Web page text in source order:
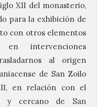
XII del monasterio,
para la exhibición de
con otros elementos
en intervenciones
al origen
de San Zoilo
en relación con el
y cercano de San